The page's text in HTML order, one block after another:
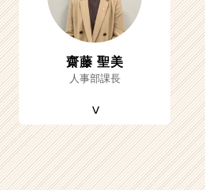
齋藤 聖美
人事部課長